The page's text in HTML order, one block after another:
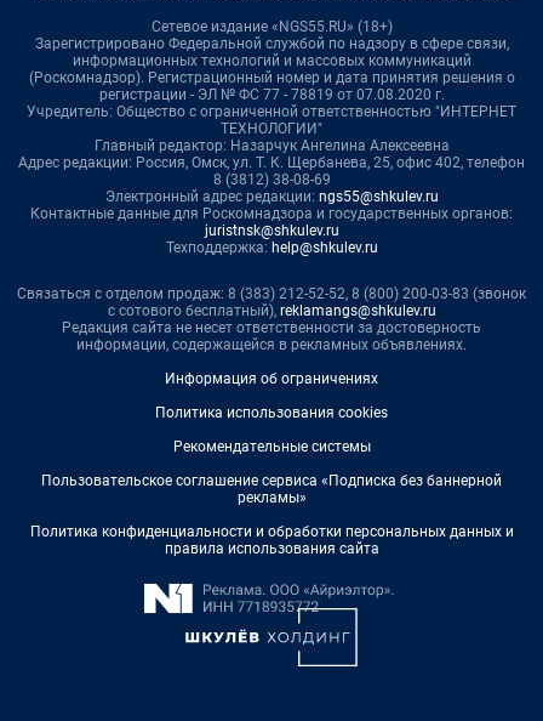
Сетевое издание «NGS55.RU» (18+)
Зарегистрировано Федеральной службой по надзору в сфере связи,
информационных технологий и массовых коммуникаций
(Роскомнадзор). Регистрационный номер и дата принятия решения о
регистрации - ЭЛ № ФС 77 - 78819 от 07.08.2020 г.
Учредитель: Общество с ограниченной ответственностью "ИНТЕРНЕТ
ТЕХНОЛОГИИ"
Главный редактор: Назарчук Ангелина Алексеевна
Адрес редакции: Россия, Омск, ул. Т. К. Щербанева, 25, офис 402, телефон
8 (3812) 38-08-69
Электронный адрес редакции: ngs55@shkulev.ru
Контактные данные для Роскомнадзора и государственных органов:
juristnsk@shkulev.ru
Техподдержка: help@shkulev.ru
Связаться с отделом продаж: 8 (383) 212-52-52, 8 (800) 200-03-83 (звонок
с сотового бесплатный), reklamangs@shkulev.ru
Редакция сайта не несет ответственности за достоверность
информации, содержащейся в рекламных объявлениях.
Информация об ограничениях
Политика использования cookies
Рекомендательные системы
Пользовательское соглашение сервиса «Подписка без баннерной
рекламы»
Политика конфиденциальности и обработки персональных данных и
правила использования сайта